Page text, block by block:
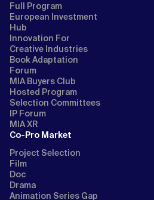
Full Program
European Investment
Hub
Innovation For
Creative Industries
Book Adaptation
Forum
MIA Buyers Club
Hosted Program
Selection Committees
IP Forum
MIA XR
Co-Pro Market
Project Selection
Film
Doc
Drama
Animation Series Gap